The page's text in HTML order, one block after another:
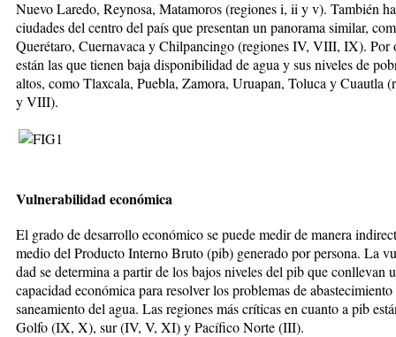
Nuevo Laredo, Reynosa, Mata­moros (regiones i, ii y v). También
ciudades del centro del país que presentan un panorama similar,
Querétaro, Cuernavaca y Chil­pancingo (regiones IV, VIII, IX). Por
están las que tienen baja dis­ponibilidad de agua y sus niveles de
altos, como Tlaxcala, Pue­bla, Zamora, Uruapan, Toluca y Cuau­tla
y VIII).
Vulnerabilidad económica
El grado de desarrollo económico se pue­de medir de manera
medio del Producto Interno Bruto (pib) generado por persona. La
dad se determina a partir de los bajos niveles del pib que conllevan
capacidad económica para resol­ver los problemas de
saneamiento del agua. Las regiones más críticas en cuanto a pib
Golfo (IX, X), sur (IV, V, XI) y Pacífico Nor­te (III).